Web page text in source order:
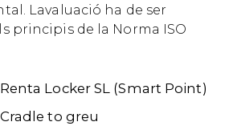
Lavaluació ha de ser
principis de la Norma ISO
Renta Locker SL (Smart Point)
Cradle to greu